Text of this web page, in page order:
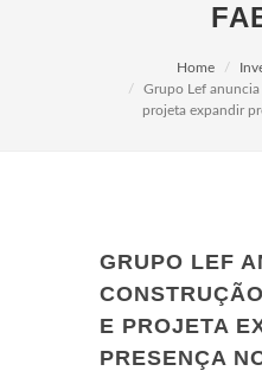
Home
Grupo Lef
projeta expandir
GRUPO LEF
E PROJETA
PRESENÇA